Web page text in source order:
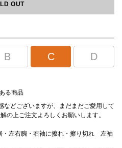
OUT
B C D
る商品
などございますが、まだまだご愛用して
の上ご注文よろしくお願いします。
左右腕・右袖に擦れ・擦り切れ 左袖